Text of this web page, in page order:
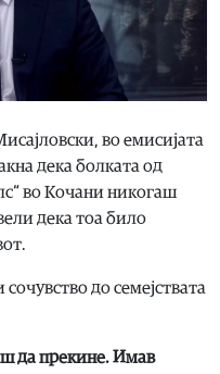
во емисијата
дека болката од
во Кочани никогаш
дека тоа било
до семејствата
да прекине. Имав